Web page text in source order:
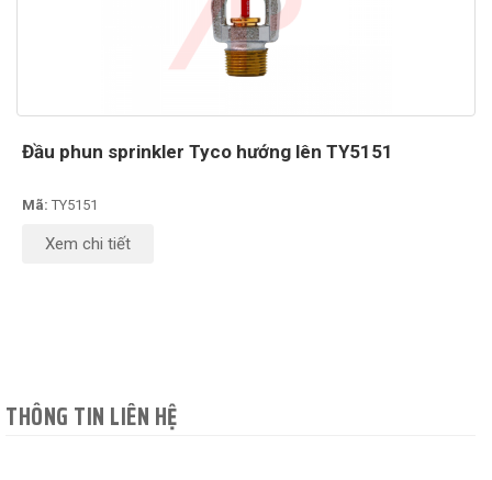
Đầu phun sprinkler Tyco hướng lên TY5151
Mã: TY5151
Xem chi tiết
THÔNG TIN LIÊN HỆ